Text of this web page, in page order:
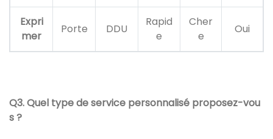
Expri
mer
Porte DDU
Rapid
e
Cher
e
Oui
Q3. Quel type de service personnalisé proposez-vou
s ?